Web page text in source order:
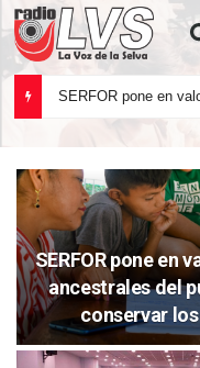
SERFOR pone en
ancestrales del
conservar